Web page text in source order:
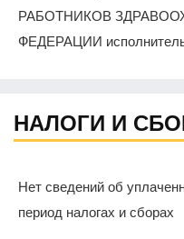
РАБОТНИКОВ
ФЕДЕРАЦИИ
НАЛОГИ И
Нет сведений об
период налогах и сборах